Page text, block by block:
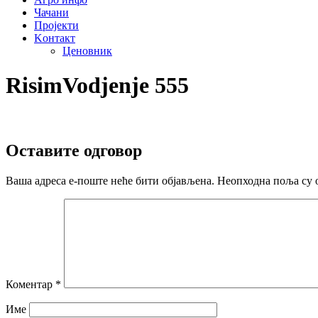
Чачани
Пројекти
Kонтакт
Ценовник
RisimVodjenje 555
Оставите одговор
Ваша адреса е-поште неће бити објављена. Неопходна поља су
Коментар *
Име